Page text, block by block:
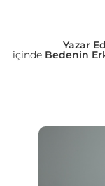
Yazar
içinde Bedenin